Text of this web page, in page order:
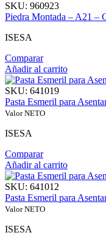
SKU: 960923
Piedra Montada – A21 –
ISESA
Comparar
Añadir al carrito
SKU: 641019
Pasta Esmeril para
Valor NETO
ISESA
Comparar
Añadir al carrito
SKU: 641012
Pasta Esmeril para
Valor NETO
ISESA